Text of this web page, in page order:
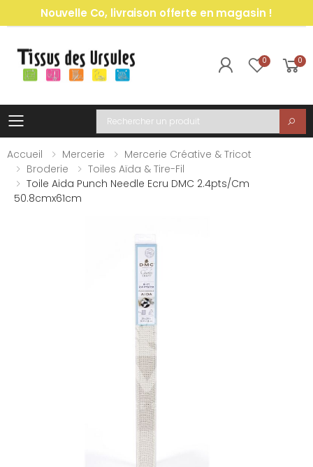
Nouvelle Co, livraison offerte en magasin !
0 0
Toggle mobile menu
Recherche
Accueil
Mercerie
Mercerie Créative & Tricot
Broderie
Toiles Aïda & Tire-Fil
Toile Aida Punch Needle Ecru DMC 2.4pts/cm
50.8cmx61cm